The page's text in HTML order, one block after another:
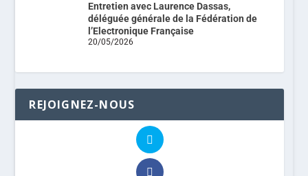
Entretien avec Laurence Dassas,
déléguée générale de la Fédération de
l’Electronique Française
20/05/2026
REJOIGNEZ-NOUS